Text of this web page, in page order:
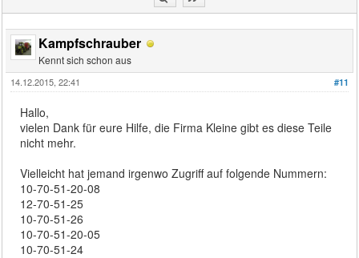
Kampfschrauber
Kennt sich schon aus
#11
14.12.2015, 22:41
Hallo,
vielen Dank für eure Hilfe, die Firma Kleine gibt es diese Teile
nicht mehr.
Vielleicht hat jemand irgenwo Zugriff auf folgende Nummern:
10-70-51-20-08
12-70-51-25
10-70-51-26
10-70-51-20-05
10-70-51-24